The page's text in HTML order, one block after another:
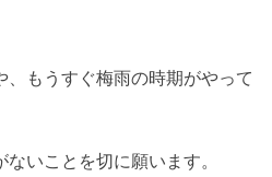
もうすぐ梅雨の時期がやって
いことを切に願います。